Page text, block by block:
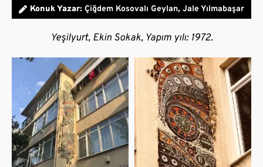
Konuk Yazar: Çiğdem Kosovalı Geylan, Jale Yılmabaşar
Yeşilyurt, Ekin Sokak, Yapım yılı: 1972.